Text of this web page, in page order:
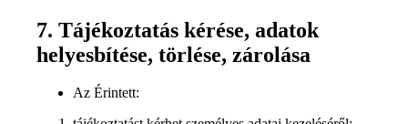
7. Tájékoztatás kérése, adatok
helyesbítése, törlése, zárolása
Az Érintett: